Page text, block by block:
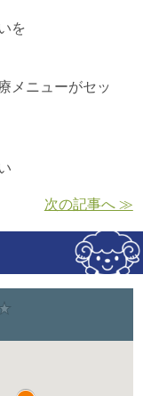
を
メニューがセッ
次の記事へ ≫